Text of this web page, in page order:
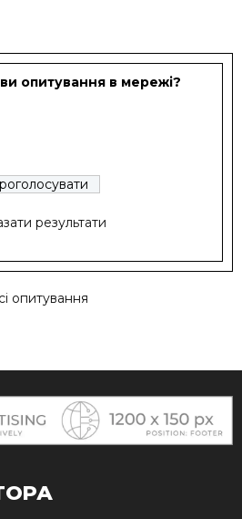
опитування в мережі?
результати
опитування